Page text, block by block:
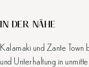
IN DER NÄHE
Kalamaki und Zante Town
und Unterhaltung in